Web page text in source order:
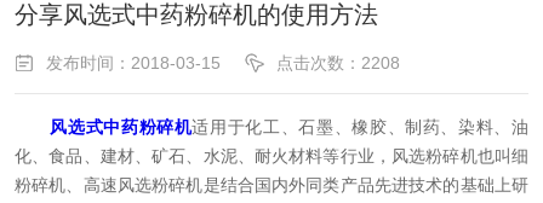
分享风选式中药粉碎机的使用方法
发布时间：2018-03-15 点击次数：2208
风选式中药粉碎机适用于化工、石墨、橡胶、制药、染料、油
化、食品、建材、矿石、水泥、耐火材料等行业，风选粉碎机也叫细
粉碎机、高速风选粉碎机是结合国内外同类产品先进技术的基础上研